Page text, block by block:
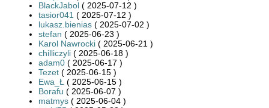
BlackJabol ( 2025-07-12 )
tasior041 ( 2025-07-12 )
lukasz.bienias ( 2025-07-02 )
stefan ( 2025-06-23 )
Karol Nawrocki ( 2025-06-21 )
chilliczyli ( 2025-06-18 )
adam0 ( 2025-06-17 )
Tezet ( 2025-06-15 )
Ewa_Ł ( 2025-06-15 )
Borafu ( 2025-06-07 )
matmys ( 2025-06-04 )